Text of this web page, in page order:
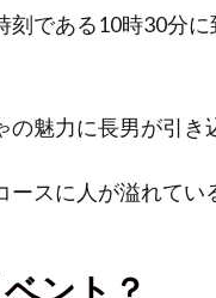
刻である10時30分
の魅力に長男が引き
ースに人が溢れてい
ント？